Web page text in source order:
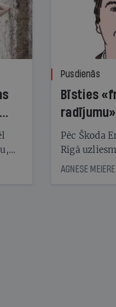
Pusdienās
Bīsties
Pēc Škoda
Rīgā
par
AGNESE MEIERE